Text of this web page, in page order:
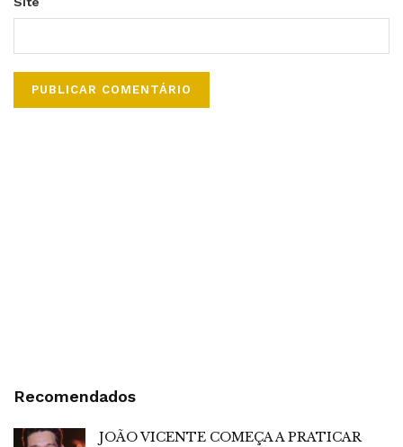
Recomendados
JOÃO VICENTE COMEÇA A PRATICAR